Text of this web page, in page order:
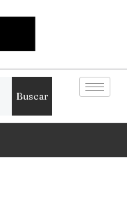
Buscar